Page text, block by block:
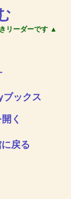
リーダーです ▲
ブックス
く
戻る